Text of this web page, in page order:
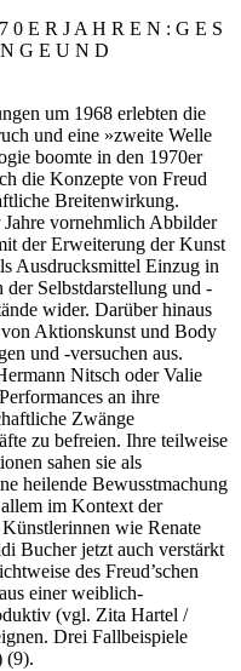
0 E R J A H R E N : G E S
G E U N D
um 1968 erlebten die
und eine »zweite Welle
boomte in den 1970er
die Konzepte von Freud
Breitenwirkung.
vornehmlich Abbilder
der Erweiterung der Kunst
Ausdrucksmittel Einzug in
Selbstdarstellung und -
wider. Darüber hinaus
Aktionskunst und Body
und -versuchen aus.
Nitsch oder Valie
an ihre
Zwänge
zu befreien. Ihre teilweise
sahen sie als
heilende Bewusstmachung
im Kontext der
wie Renate
Bucher jetzt auch verstärkt
des Freud’schen
einer weiblich-
(vgl. Zita Hartel /
Drei Fallbeispiele
(9).